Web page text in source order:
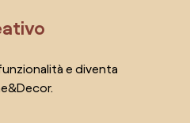
e diventa